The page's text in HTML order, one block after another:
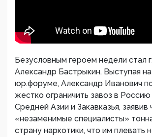
Безусловным героем недели стал
Александр Бастрыкин. Выступая
юр.форуме, Александр Иванович
жестко ограничить завоз в
Средней Азии и Закавказья, заявив
«незаменимые специалисты»
страну наркотики, что им плевать